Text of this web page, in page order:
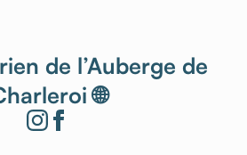
de l’Auberge de
🌐